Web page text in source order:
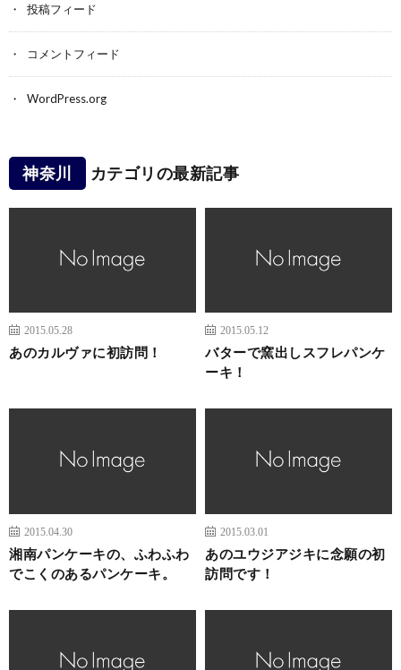
投稿フィード
コメントフィード
WordPress.org
神奈川 カテゴリの最新記事
2015.05.28
あのカルヴァに初訪問！
2015.05.12
バターで窯出しスフレパンケ
ーキ！
2015.04.30
湘南パンケーキの、ふわふわ
でこくのあるパンケーキ。
2015.03.01
あのユウジアジキに念願の初
訪問です！